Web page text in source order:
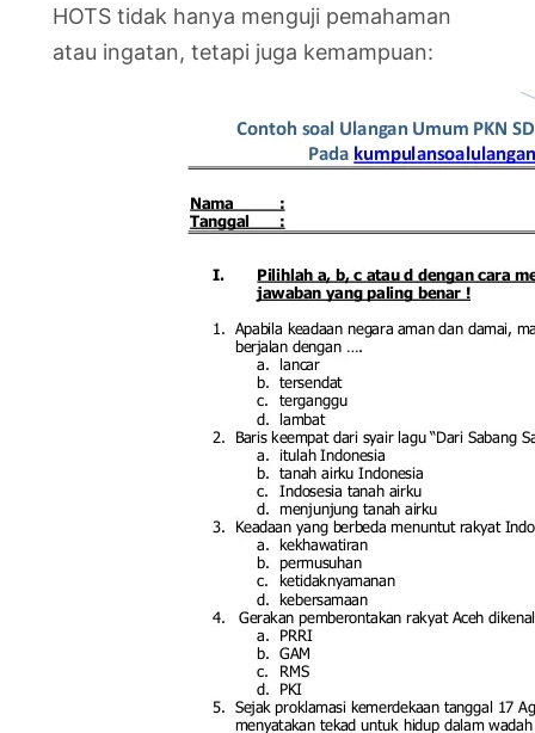
HOTS tidak hanya menguji pemahaman
atau ingatan, tetapi juga kemampuan: